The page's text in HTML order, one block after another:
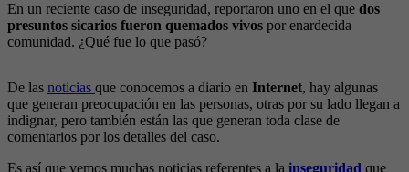
En un reciente caso de inseguridad, reportaron uno en el que dos
presuntos sicarios fueron quemados vivos por enardecida
comunidad. ¿Qué fue lo que pasó?
De las noticias que conocemos a diario en Internet, hay algunas
que generan preocupación en las personas, otras por su lado llegan a
indignar, pero también están las que generan toda clase de
comentarios por los detalles del caso.
Es así que vemos muchas noticias referentes a la inseguridad que